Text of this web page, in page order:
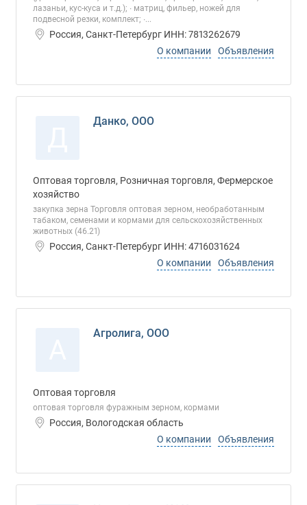
лазаньи, кус-куса и т.д.); ∙ матриц, фильер, ножей для
подвесной резки, комплект; ∙...
Россия, Санкт-Петербург ИНН: 7813262679
О компании
Объявления
Данко, ООО
Оптовая торговля, Розничная торговля, Фермерское
хозяйство
закупка зерна Торговля оптовая зерном, необработанным
табаком, семенами и кормами для сельскохозяйственных
животных (46.21)
Россия, Санкт-Петербург ИНН: 4716031624
О компании
Объявления
Агролига, ООО
Оптовая торговля
оптовая торговля фуражным зерном, кормами
Россия, Вологодская область
О компании
Объявления